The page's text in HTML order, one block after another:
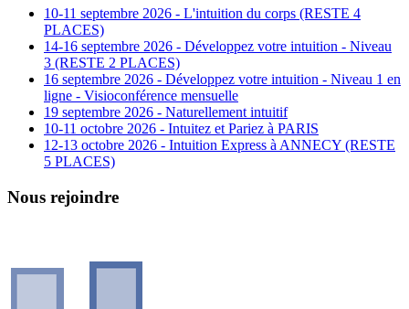
10-11 septembre 2026 - L'intuition du corps (RESTE 4
PLACES)
14-16 septembre 2026 - Développez votre intuition - Niveau
3 (RESTE 2 PLACES)
16 septembre 2026 - Développez votre intuition - Niveau 1 en
ligne - Visioconférence mensuelle
19 septembre 2026 - Naturellement intuitif
10-11 octobre 2026 - Intuitez et Pariez à PARIS
12-13 octobre 2026 - Intuition Express à ANNECY (RESTE
5 PLACES)
Nous rejoindre